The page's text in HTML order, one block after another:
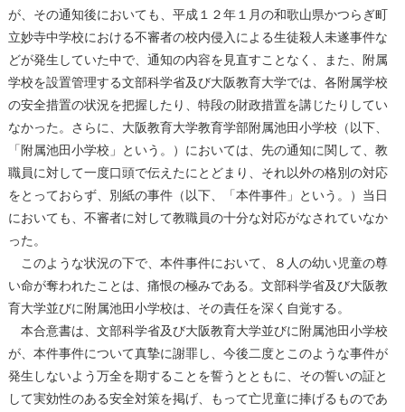
が、その通知後においても、平成１２年１月の和歌山県かつらぎ町
立妙寺中学校における不審者の校内侵入による生徒殺人未遂事件な
どが発生していた中で、通知の内容を見直すことなく、また、附属
学校を設置管理する文部科学省及び大阪教育大学では、各附属学校
の安全措置の状況を把握したり、特段の財政措置を講じたりしてい
なかった。さらに、大阪教育大学教育学部附属池田小学校（以下、
「附属池田小学校」という。）においては、先の通知に関して、教
職員に対して一度口頭で伝えたにとどまり、それ以外の格別の対応
をとっておらず、別紙の事件（以下、「本件事件」という。）当日
においても、不審者に対して教職員の十分な対応がなされていなか
った。
このような状況の下で、本件事件において、８人の幼い児童の尊
い命が奪われたことは、痛恨の極みである。文部科学省及び大阪教
育大学並びに附属池田小学校は、その責任を深く自覚する。
本合意書は、文部科学省及び大阪教育大学並びに附属池田小学校
が、本件事件について真摯に謝罪し、今後二度とこのような事件が
発生しないよう万全を期することを誓うとともに、その誓いの証と
して実効性のある安全対策を掲げ、もって亡児童に捧げるものであ